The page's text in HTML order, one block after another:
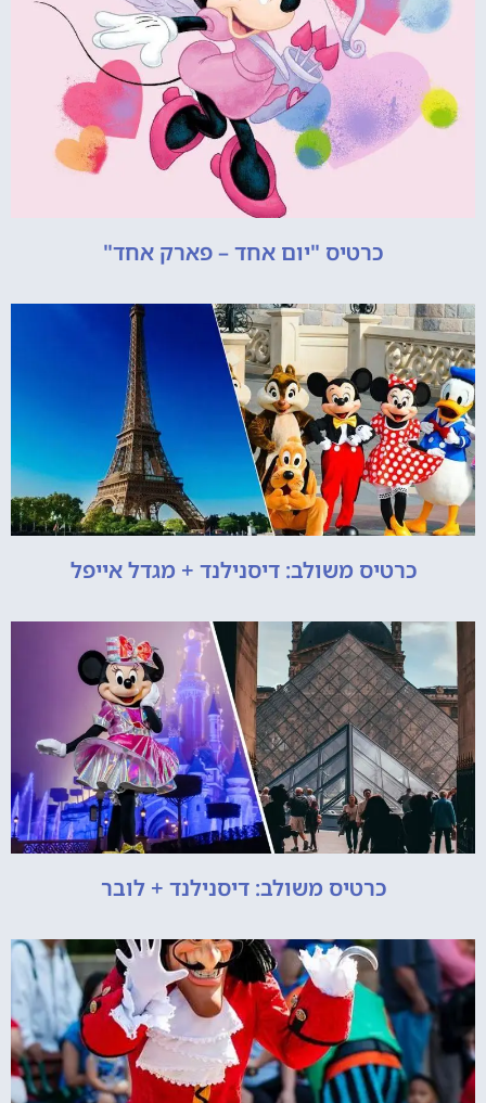
כרטיס "יום אחד – פארק אחד"
כרטיס משולב: דיסנילנד + מגדל אייפל
כרטיס משולב: דיסנילנד + לובר